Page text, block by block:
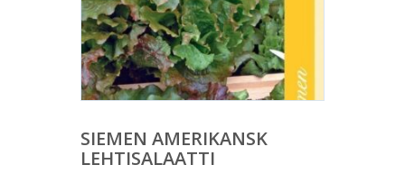
SIEMEN AMERIKANSK
LEHTISALAATTI